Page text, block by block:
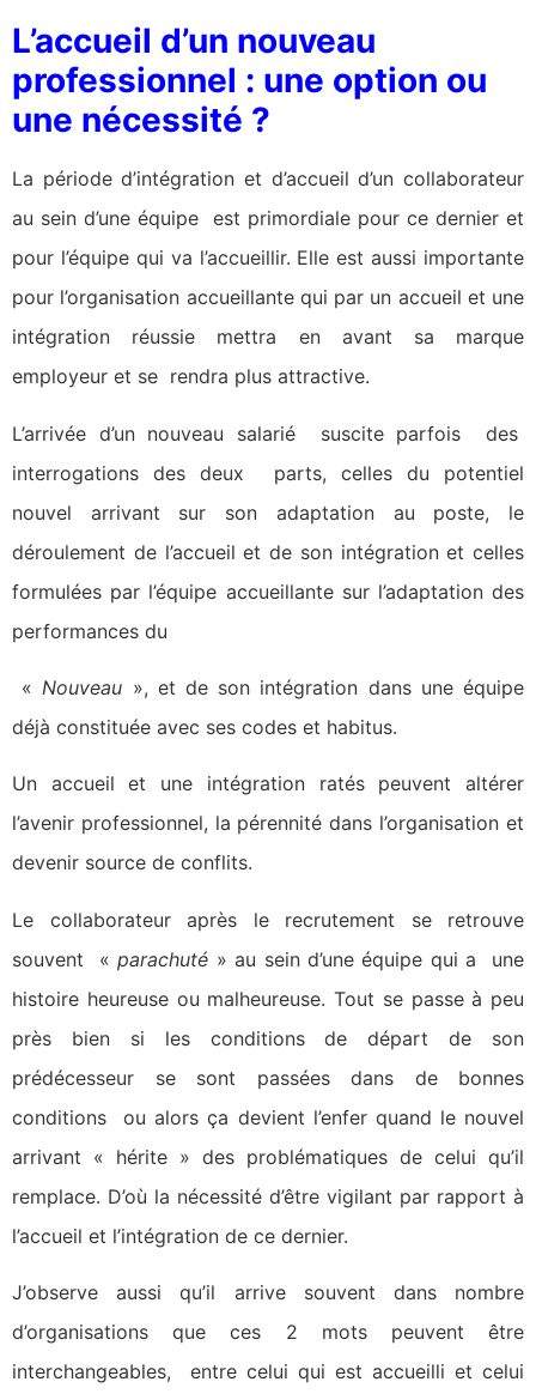
L’accueil d’un nouveau
professionnel : une option ou
une nécessité ?
La période d’intégration et d’accueil d’un collaborateur
au sein d’une équipe est primordiale pour ce dernier et
pour l’équipe qui va l’accueillir. Elle est aussi importante
pour l’organisation accueillante qui par un accueil et une
intégration réussie mettra en avant sa marque
employeur et se rendra plus attractive.
L’arrivée d’un nouveau salarié suscite parfois des
interrogations des deux parts, celles du potentiel
nouvel arrivant sur son adaptation au poste, le
déroulement de l’accueil et de son intégration et celles
formulées par l’équipe accueillante sur l’adaptation des
performances du
« Nouveau », et de son intégration dans une équipe
déjà constituée avec ses codes et habitus.
Un accueil et une intégration ratés peuvent altérer
l’avenir professionnel, la pérennité dans l’organisation et
devenir source de conflits.
Le collaborateur après le recrutement se retrouve
souvent «parachuté » au sein d’une équipe qui a une
histoire heureuse ou malheureuse. Tout se passe à peu
près bien si les conditions de départ de son
prédécesseur se sont passées dans de bonnes
conditions ou alors ça devient l’enfer quand le nouvel
arrivant « hérite » des problématiques de celui qu’il
remplace. D’où la nécessité d’être vigilant par rapport à
l’accueil et l’intégration de ce dernier.
J’observe aussi qu’il arrive souvent dans nombre
d’organisations que ces 2 mots peuvent être
interchangeables, entre celui qui est accueilli et celui